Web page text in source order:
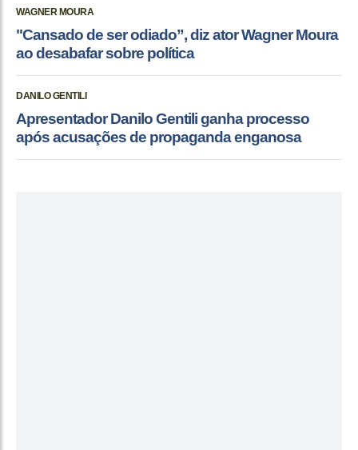
WAGNER MOURA
"Cansado de ser odiado”, diz ator Wagner Moura
ao desabafar sobre política
DANILO GENTILI
Apresentador Danilo Gentili ganha processo
após acusações de propaganda enganosa